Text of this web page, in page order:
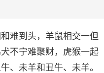
难到头，羊鼠相交一但
不宁难聚财，虎猴一起
、未羊和丑牛、未羊。